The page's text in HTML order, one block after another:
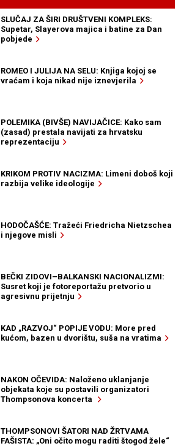
SLUČAJ ZA ŠIRI DRUŠTVENI KOMPLEKS:
Supetar, Slayerova majica i batine za Dan
pobjede
ROMEO I JULIJA NA SELU: Knjiga kojoj se
vraćam i koja nikad nije iznevjerila
POLEMIKA (BIVŠE) NAVIJAČICE: Kako sam
(zasad) prestala navijati za hrvatsku
reprezentaciju
KRIKOM PROTIV NACIZMA: Limeni doboš koji
razbija velike ideologije
HODOČAŠĆE: Tražeći Friedricha Nietzschea
i njegove misli
BEČKI ZIDOVI–BALKANSKI NACIONALIZMI:
Susret koji je fotoreportažu pretvorio u
agresivnu prijetnju
KAD „RAZVOJ“ POPIJE VODU: More pred
kućom, bazen u dvorištu, suša na vratima
NAKON OČEVIDA: Naloženo uklanjanje
objekata koje su postavili organizatori
Thompsonova koncerta
THOMPSONOVI ŠATORI NAD ŽRTVAMA
FAŠISTA: „Oni očito mogu raditi štogod žele“